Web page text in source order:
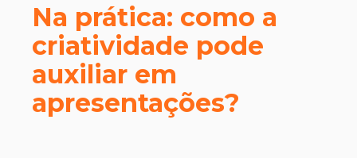
Na prática: como a
criatividade pode
auxiliar em
apresentações?